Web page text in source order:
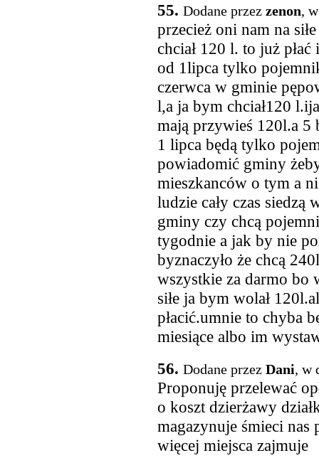
55. Dodane przez zenon,
przecież oni nam na
chciał 120 l. to już
od 1lipca tylko
czerwca w gminie
l,a ja bym chciał120
mają przywieś 120l.a 5
1 lipca będą tylko
powiadomić gminy
mieszkanców o tym a
ludzie cały czas
gminy czy chcą
tygodnie a jak by nie
byznaczyło że chcą
wszystkie za darmo bo
siłe ja bym wolał
płacić.umnie to chyba
miesiące albo im
56. Dodane przez Dani, w
Proponuję przelewać
o koszt dzierżawy
magazynuje śmieci nas
więcej miejsca zajmuje